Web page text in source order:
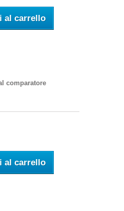
al carrello
comparatore
al carrello